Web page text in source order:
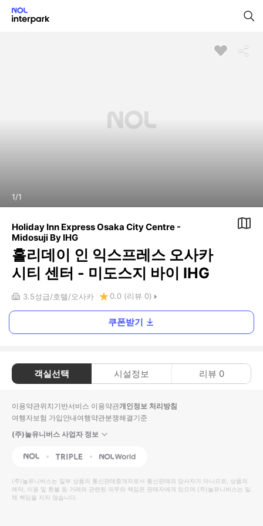
1/1
Holiday Inn Express Osaka City Centre -
Midosuji By IHG
홀리데이 인 익스프레스 오사카
시티 센터 - 미도스지 바이 IHG
3.5성급 호텔 오사카 0.0 (리뷰 0)
쿠폰받기
객실선택 시설정보 리뷰 0
이용약관위치기반서비스 이용약관개인정보 처리방침
여행자보험 가입안내여행약관분쟁해결기준
(주)놀유니버스 사업자 정보
NOL Triple Interpark Global
(주)놀유니버스는 일부 상품의 통신판매중개자로서 통신판매의 당사자가 아니므로, 상품의
예약, 이용 및 환불 등 거래와 관련된 의무와 책임은 판매자에게 있으며 (주)놀유니버스는 일
체 책임을 지지 않습니다.